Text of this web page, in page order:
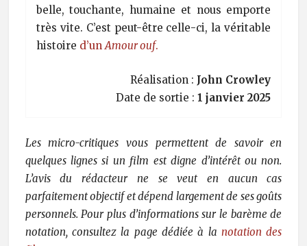
belle, touchante, humaine et nous emporte
très vite. C’est peut-être celle-ci, la véritable
histoire d’un Amour ouf.
Réalisation : John Crowley
Date de sortie :1 janvier 2025
Les micro-critiques vous permettent de savoir en
quelques lignes si un film est digne d’intérêt ou non.
L’avis du rédacteur ne se veut en aucun cas
parfaitement objectif et dépend largement de ses goûts
personnels. Pour plus d’informations sur le barème de
notation, consultez la page dédiée à lanotation des